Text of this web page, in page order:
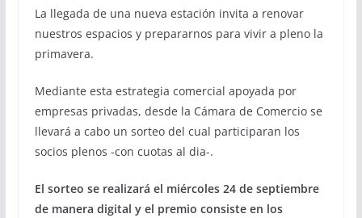
La llegada de una nueva estación invita a renovar
nuestros espacios y prepararnos para vivir a pleno la
primavera.
Mediante esta estrategia comercial apoyada por
empresas privadas, desde la Cámara de Comercio se
llevará a cabo un sorteo del cual participaran los
socios plenos -con cuotas al dia-.
El sorteo se realizará el miércoles 24 de septiembre
de manera digital y el premio consiste en los